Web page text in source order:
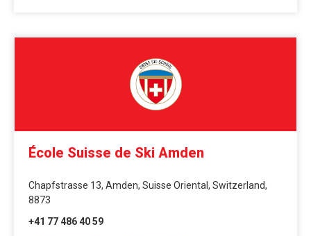
École Suisse de Ski Amden
Chapfstrasse 13, Amden, Suisse Oriental, Switzerland,
8873
+41 77 486 40 59